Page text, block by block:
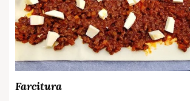
Farcitura